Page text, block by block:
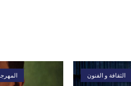
الثقافة و الفنون